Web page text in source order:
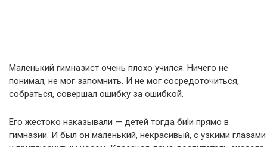
Маленький гимназист очень плохо учился. Ничего не
понимал, не мог запомнить. И не мог сосредоточиться,
собраться, совершал ошибку за ошибкой.
Его жестоко наказывали — детей тогда биlи прямо в
гимназии. И был он маленький, некрасивый, с узкими глазами